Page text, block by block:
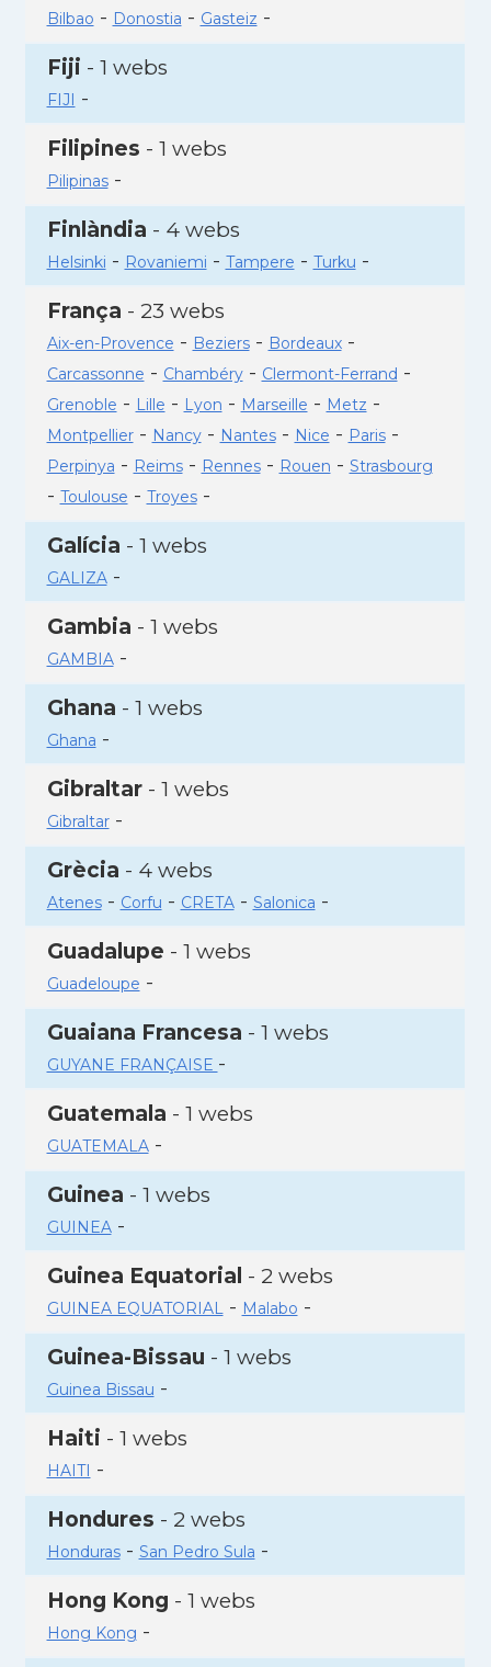
Bilbao - Donostia - Gasteiz -
Fiji - 1 webs
FIJI -
Filipines - 1 webs
Pilipinas-
Finlàndia - 4 webs
Helsinki - Rovaniemi - Tampere - Turku -
França - 23 webs
Aix-en-Provence - Beziers- Bordeaux-
Carcassonne - Chambéry- Clermont-Ferrand -
Grenoble - Lille - Lyon - Marseille - Metz -
Montpellier- Nancy- Nantes- Nice - Paris-
Perpinya - Reims- Rennes- Rouen - Strasbourg
- Toulouse - Troyes-
Galícia - 1 webs
GALIZA-
Gambia - 1 webs
GAMBIA-
Ghana - 1 webs
Ghana -
Gibraltar- 1 webs
Gibraltar-
Grècia - 4 webs
Atenes- Corfu - CRETA- Salonica -
Guadalupe - 1 webs
Guadeloupe -
Guaiana Francesa - 1 webs
GUYANE FRANÇAISE -
Guatemala - 1 webs
GUATEMALA-
Guinea - 1 webs
GUINEA-
Guinea Equatorial - 2 webs
GUINEA EQUATORIAL- Malabo -
Guinea-Bissau - 1 webs
Guinea Bissau -
Haiti - 1 webs
HAITI -
Hondures - 2 webs
Honduras- San Pedro Sula -
Hong Kong - 1 webs
Hong Kong -